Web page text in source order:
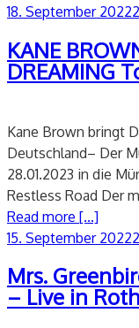
Veröffentlicht
18. September 2022
KANE
DREAMING
Kane Brown bringt
Deutschland– Der
28.01.2023 in die
Restless Road Der
Read more [...]
Veröffentlicht
15. September 2022
Mrs.
– Live in